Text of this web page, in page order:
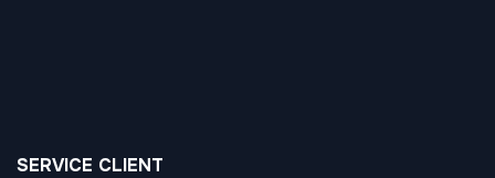
SERVICE CLIENT